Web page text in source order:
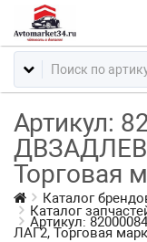
Артикул:
Торговая
Каталог
Каталог
Артикул:
ЛАГ2, Торговая